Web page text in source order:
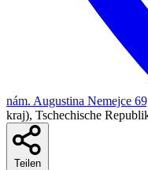
nám. Augustina Nemejce
kraj), Tschechische
Teilen